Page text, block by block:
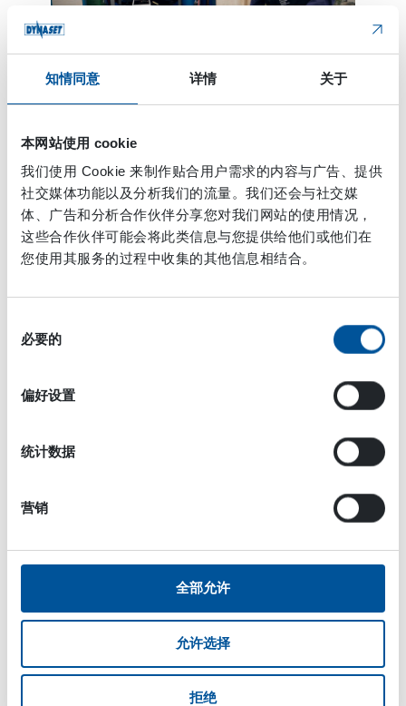
知情同意 详情 关于
本网站使用 cookie
我们使用 Cookie 来制作贴合用户需求的内容与广告、提供
社交媒体功能以及分析我们的流量。我们还会与社交媒
体、广告和分析合作伙伴分享您对我们网站的使用情况，
这些合作伙伴可能会将此类信息与您提供给他们或他们在
您使用其服务的过程中收集的其他信息相结合。
必要的
偏好设置
统计数据
营销
全部允许
允许选择
拒绝
高压水能够为诸如管道清洁装置等特定应用带来很大的
优势。丹纳森高压管道清洁装置的设计简单而坚固，令
工作更加简单。在设计这些装置时，我们始终为用户考
虑。这些管道清洁设备的紧凑尺寸令车辆能够有足够的
空间安装额外的储水器。较小的液压设备尺寸也为其他
使用。当您需要空气冲洗，使用气动工具，或者在道路
上为轮胎充气时，随车装备一台液压空压机将是一个重
轻松。您可以轻松地将其安装到厢式货车上，而不占用